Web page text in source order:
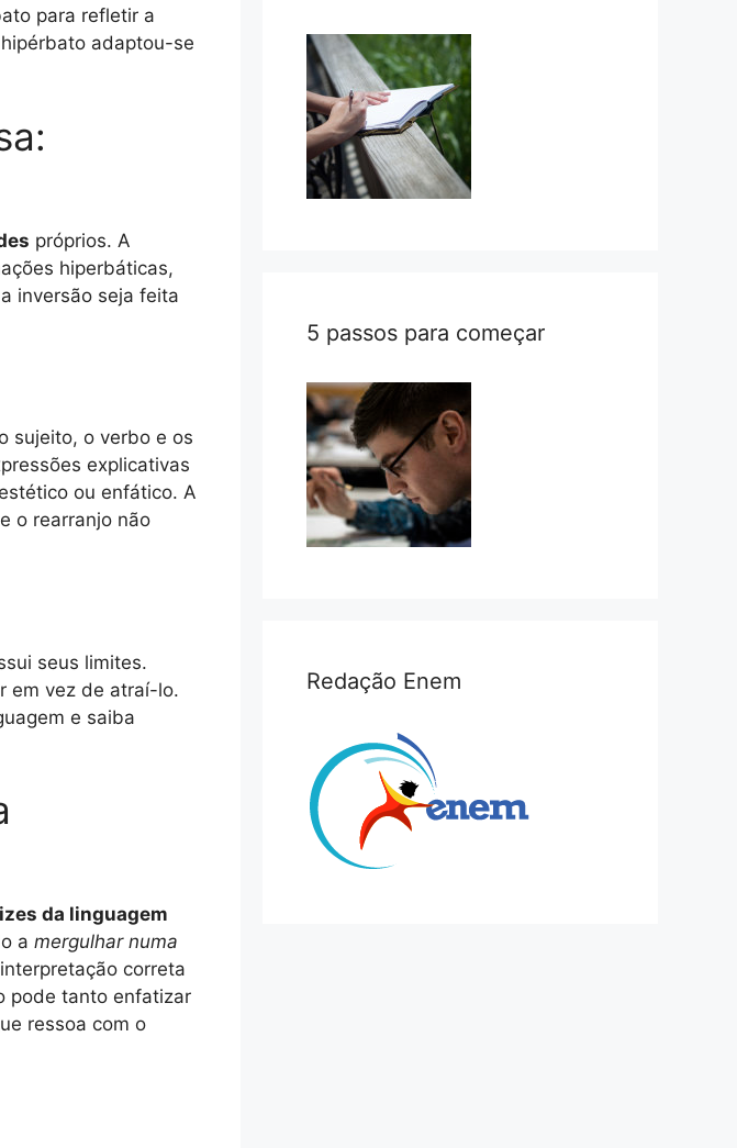
para refletir a
adaptou-se
próprios. A
hiperbáticas,
inversão seja feita
sujeito, o verbo e os
explicativas
ou enfático. A
o rearranjo não
seus limites.
em vez de atraí-lo.
e saiba
da linguagem
a mergulhar numa
correta
pode tanto enfatizar
ressoa com o
5 passos para começar
Redação Enem